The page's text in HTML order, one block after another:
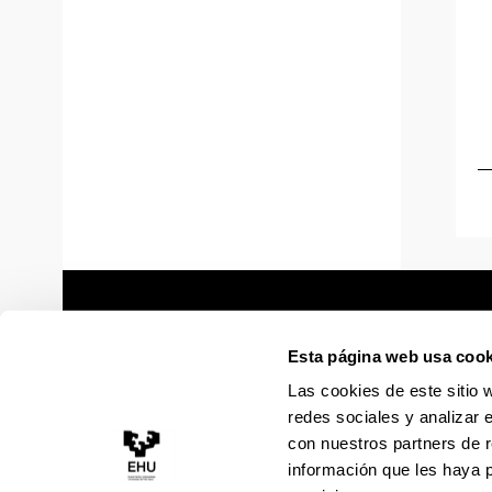
Esta página web usa
Las cookies de este sitio
redes sociales y analizar
con nuestros partners de
información que les haya